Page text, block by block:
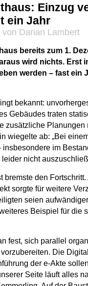
Einzug
ein Jahr
Darian Lambert
bereits zum 1.
wird nichts. Erst
werden – fast ein
bekannt:
Gebäudes traten
zusätzliche Planungen
wiegelte ab: „Bei
im
nicht
bremste den
sorgte für weitere
seien
Beispiel für die
fest, sich parallel
Die
der e-Akte
Seite läuft alles